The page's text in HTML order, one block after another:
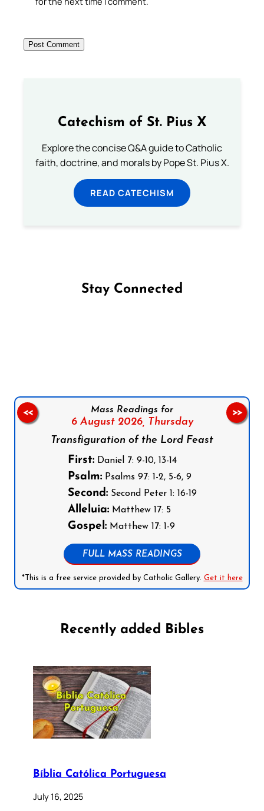
Catechism of St. Pius X
Explore the concise Q&A guide to Catholic
faith, doctrine, and morals by Pope St. Pius X.
READ CATECHISM
Stay Connected
Mass Readings for
6 August 2026,
Thursday
Transfiguration of the Lord Feast
First:Daniel 7: 9-10, 13-14
Psalm:Psalms 97: 1-2, 5-6, 9
Second:Second Peter 1: 16-19
Alleluia:Matthew 17: 5
Gospel:Matthew 17: 1-9
FULL MASS READINGS
*This is a free service provided by Catholic Gallery. Get it here
<< >>
Recently added Bibles
Bíblia Católica Portuguesa
July 16, 2025